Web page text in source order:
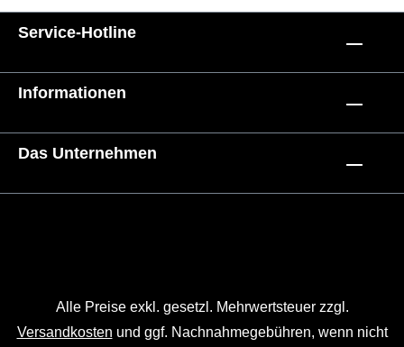
Service-Hotline
Informationen
Das Unternehmen
Alle Preise exkl. gesetzl. Mehrwertsteuer zzgl.
Versandkosten und ggf. Nachnahmegebühren, wenn nicht